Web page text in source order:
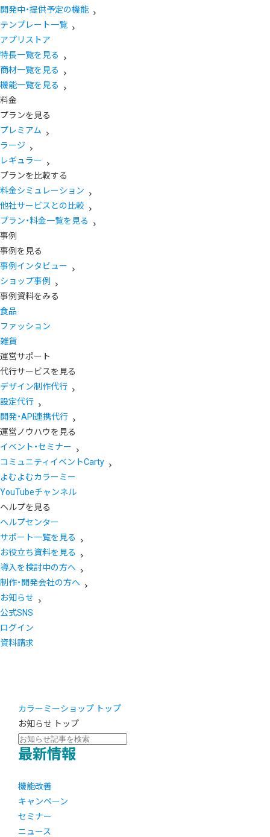
開発中・提供予定の機能
テンプレート一覧
アプリストア
特長一覧を見る
商材一覧を見る
機能一覧を見る
料金
プランを見る
プレミアム
ラージ
レギュラー
プランを比較する
料金シミュレーション
他社サービスとの比較
プラン・料金一覧を見る
事例
事例を見る
事例インタビュー
ショップ事例
事例資料をみる
食品
ファッション
雑貨
運営サポート
代行サービスを見る
デザイン制作代行
設定代行
開発・API連携代行
運営ノウハウを見る
イベント・セミナー
コミュニティイベントCarty
よむよむカラーミー
YouTubeチャンネル
ヘルプを見る
ヘルプセンター
サポート一覧を見る
お役立ち資料を見る
導入を検討中の方へ
制作・開発会社の方へ
お知らせ
公式SNS
ログイン
資料請求
カラーミーショップ トップ
お知らせ トップ
最新情報
機能改善
キャンペーン
セミナー
ニュース